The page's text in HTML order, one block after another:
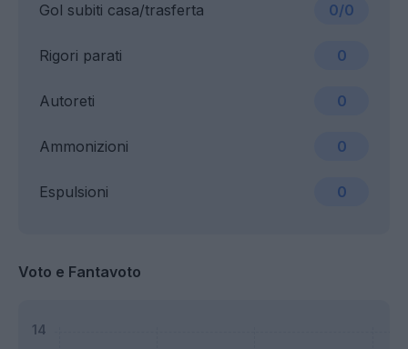
Gol subiti casa/trasferta 0/0
Ammonizioni 0
Rigori parati 0
Espulsioni 0
Autoreti 0
Voto e Fantavoto